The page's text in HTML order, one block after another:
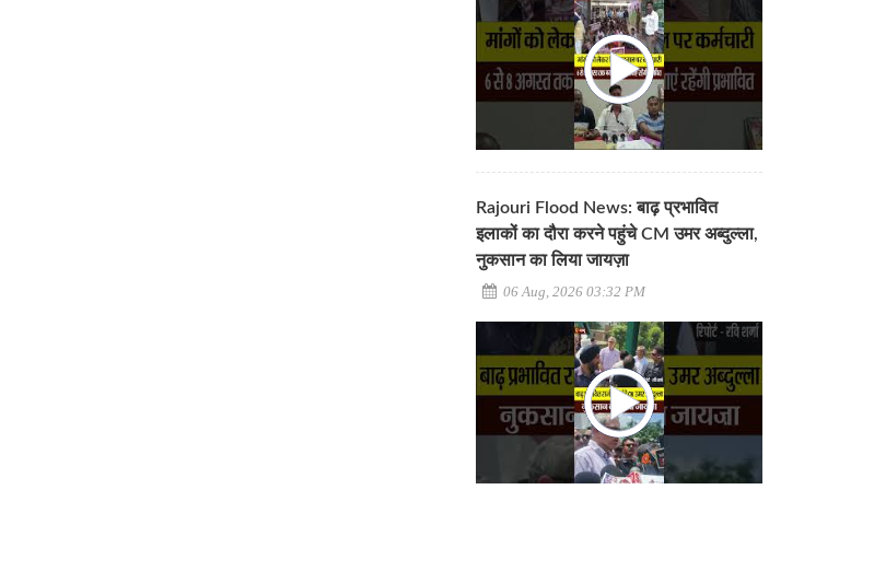
Rajouri Flood News: बाढ़ प्रभावित
इलाकों का दौरा करने पहुंचे CM उमर अब्दुल्ला,
नुकसान का लिया जायज़ा
06 Aug, 2026 03:32 PM